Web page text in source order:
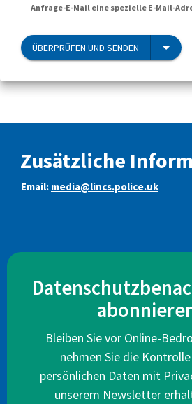
Anfrage-E-Mail eine spezielle E-Mail-
ÜBERPRÜFEN UND SENDEN
Zusätzliche
Email: media@lincs.police.uk
Bleiben Sie vor Online-
nehmen Sie die
persönlichen Daten mit
unserem Newsletter